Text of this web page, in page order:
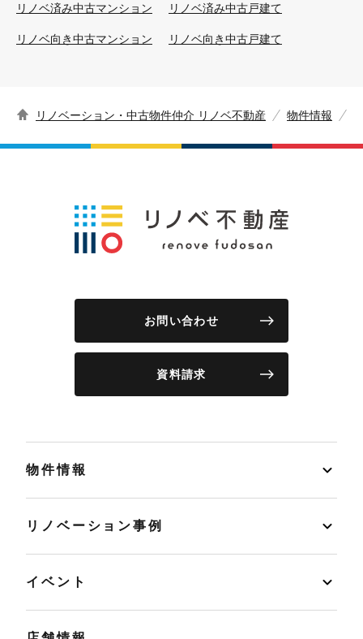
リノベ済み中古マンション リノベ済み中古戸建て
リノベ向き中古マンション リノベ向き中古戸建て
リノベーション・中古物件仲介 リノベ不動産 物件情報
お問い合わせ
資料請求
物件情報
リノベーション事例
イベント